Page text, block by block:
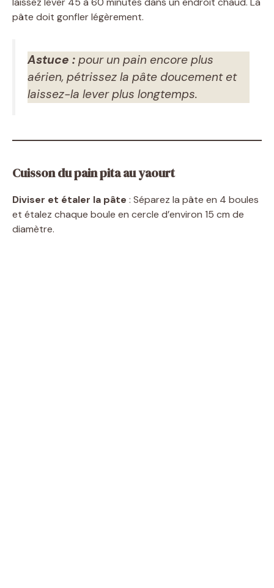
pâte doit gonfler légèrement.
Astuce : pour un pain encore plus
aérien, pétrissez la pâte doucement et
laissez-la lever plus longtemps.
Cuisson du pain pita au yaourt
Diviser et étaler la pâte : Séparez la pâte en 4 boules
et étalez chaque boule en cercle d’environ 15 cm de
diamètre.